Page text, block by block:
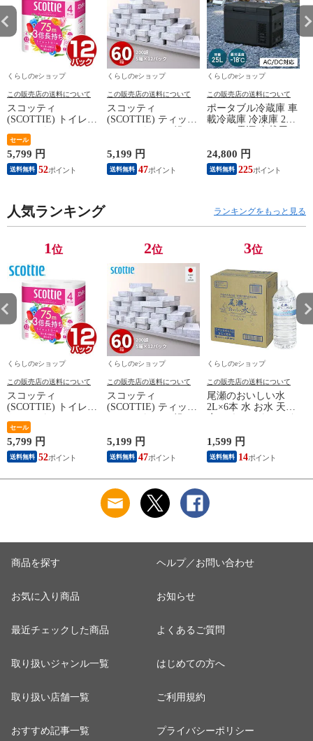
くらしのeショップ
この販売店の送料について
スコッティ
(SCOTTIE) トイレッ
パック 3倍長持ち 4
ロール(ダブル) 4ロー
ル×12(48ロール) 3倍
ロール 3倍巻 トイレ
製紙クレシア 【送料
無料】
セール
5,799 円
送料無料 52
くらしのeショップ
この販売店の送料について
スコッティ
(SCOTTIE) ティッシ
ティシュペーパー ま
とめ買い ケース販売
ボックスティッシュ
5,199 円
送料無料 47
くらしのeショップ
この販売店の送料について
ポータブル冷蔵庫 車
載冷蔵庫 冷凍庫 25L
度 急速冷凍 コンプ
レッサー式 YFR-
AC252(B) ミニ冷蔵庫
カンド冷蔵庫 山善
24,800 円
送料無料 225
人気ランキング ランキングをもっと見る
1位
くらしのeショップ
この販売店の送料について
スコッティ
(SCOTTIE) トイレッ
パック 3倍長持ち 4
ロール(ダブル) 4ロー
ル×12(48ロール) 3倍
ロール 3倍巻 トイレ
セール
5,799 円
送料無料 52
2位
くらしのeショップ
この販売店の送料について
スコッティ
(SCOTTIE) ティッシ
ティシュペーパー ま
とめ買い ケース販売
ボックスティッシュ
シア 【送料無料】
5,199 円
送料無料 47
3位
くらしのeショップ
この販売店の送料について
尾瀬のおいしい水
2L×6本 水 お水 天然
トル 2L 名水百選 尾
瀬 国産 箱 ケース ま
とめ買い ニチネン
1,599 円
送料無料 14
商品を探す
お気に入り商品
最近チェックした商品
取り扱いジャンル一覧
取り扱い店舗一覧
おすすめ記事一覧
ヘルプ／お問い合わせ
お知らせ
よくあるご質問
はじめての方へ
ご利用規約
プライバシーポリシー